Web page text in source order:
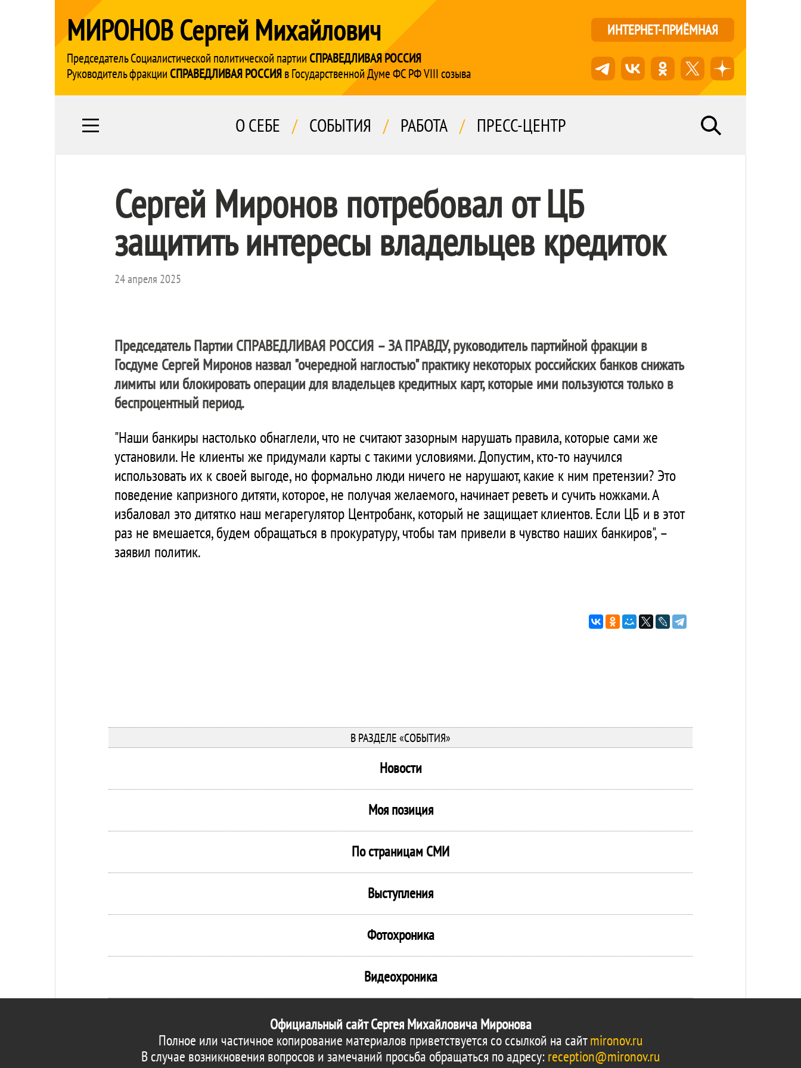
МИРОНОВ Сергей Михайлович
Председатель Социалистической политической партии СПРАВЕДЛИВАЯ РОССИЯ
Руководитель фракции СПРАВЕДЛИВАЯ РОССИЯв Государственной Думе ФС РФ VIII созыва
ИНТЕРНЕТ-ПРИЁМНАЯ
О СЕБЕ / СОБЫТИЯ / РАБОТА / ПРЕСС-ЦЕНТР
Сергей Миронов потребовал от ЦБ
защитить интересы владельцев кредиток
24 апреля 2025
Председатель Партии СПРАВЕДЛИВАЯ РОССИЯ – ЗА ПРАВДУ, руководитель партийной фракции в
Госдуме Сергей Миронов назвал "очередной наглостью" практику некоторых российских банков снижать
лимиты или блокировать операции для владельцев кредитных карт, которые ими пользуются только в
беспроцентный период.
"Наши банкиры настолько обнаглели, что не считают зазорным нарушать правила, которые сами же
установили. Не клиенты же придумали карты с такими условиями. Допустим, кто-то научился
использовать их к своей выгоде, но формально люди ничего не нарушают, какие к ним претензии? Это
поведение капризного дитяти, которое, не получая желаемого, начинает реветь и сучить ножками. А
избаловал это дитятко наш мегарегулятор Центробанк, который не защищает клиентов. Если ЦБ и в этот
раз не вмешается, будем обращаться в прокуратуру, чтобы там привели в чувство наших банкиров", –
заявил политик.
В РАЗДЕЛЕ «СОБЫТИЯ»
Новости
Моя позиция
По страницам СМИ
Выступления
Фотохроника
Видеохроника
Официальный сайт Сергея Михайловича Миронова
Полное или частичное копирование материалов приветствуется со ссылкой на сайтmironov.ru
В случае возникновения вопросов и замечаний просьба обращаться по адресу:reception@mironov.ru